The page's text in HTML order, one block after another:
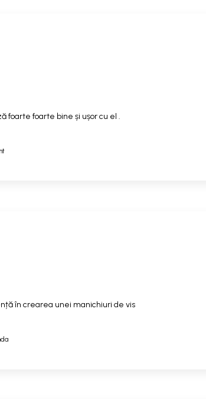
foarte foarte bine și ușor cu el .
în crearea unei manichiuri de vis